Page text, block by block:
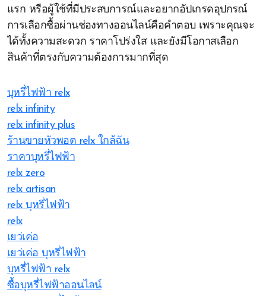
แรก หรือผู้ใช้ที่มีประสบการณ์และอยากอัปเกรดอุปกรณ์
การเลือกซื้อผ่านช่องทางออนไลน์คือคำตอบ เพราะคุณจะ
ได้ทั้งความสะดวก ราคาโปร่งใส และยังมีโอกาสเลือก
สินค้าที่ตรงกับความต้องการมากที่สุด
บุหรี่ไฟฟ้า relx
relx infinity
relx infinity plus
ร้านขายหัวพอต relx ใกล้ฉัน
ราคาบุหรี่ไฟฟ้า
relx zero
relx artisan
relx บุหรี่ไฟฟ้า
relx
เยว่เค่อ
เยว่เค่อ บุหรี่ไฟฟ้า
บุหรี่ไฟฟ้า relx
ซื้อบุหรี่ไฟฟ้าออนไลน์